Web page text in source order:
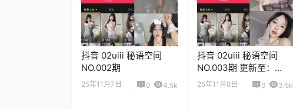
抖音 02uiii 秘语空间
NO.002期
25年11月7日 0 4.5k
抖音 02uiii 秘语空间
NO.003期 更新至：
2025.8.13
25年11月8日 0 3.5k